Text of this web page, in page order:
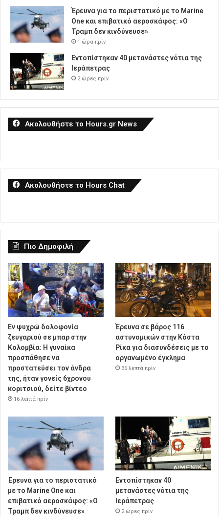
Έρευνα για το περιστατικό με το Marine
One και επιβατικό αεροσκάφος: «Ο
Τραμπ δεν κινδύνευσε»
1 ώρα πρίν
Εντοπίστηκαν 40 μετανάστες νότια της
Ιεράπετρας
2 ώρες πρίν
Ακολουθήστε το Hours.gr News
Ακολουθήστε το Hours Chat
Πιο Δημοφιλή
Εν ψυχρώ δολοφονία
ζευγαριού σε μπαρ στην
Κολομβία: Η γυναίκα
προσπάθησε να
προστατεύσει τον άνδρα
της, ήταν γονείς 6χρονου
κοριτσιού, δείτε βίντεο
16 λεπτά πρίν
Έρευνα σε βάρος 116
αστυνομικών στην Κόστα
Ρίκα για διασυνδέσεις με το
οργανωμένο έγκλημα
36 λεπτά πρίν
Έρευνα για το περιστατικό
με το Marine One και
επιβατικό αεροσκάφος: «Ο
Τραμπ δεν κινδύνευσε»
Εντοπίστηκαν 40
μετανάστες νότια της
Ιεράπετρας
2 ώρες πρίν